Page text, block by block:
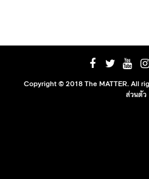
Copyright © 2018 The MATTER. All
ส่วนตัว